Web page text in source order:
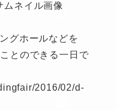
グホールなどを
とのできる一日で
2016/02/d-